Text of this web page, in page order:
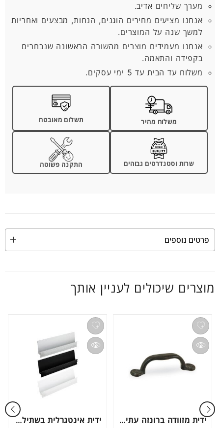
מערך שליחים אדיב.
אנחנו מציעים מחירים הוגנים, הנחות, מבצעים ואחריות
למשך שנה על המוצרים.
אנחנו מעמידים מוצרים מהשורה הראשונה שנבחרים
בקפידה והתאמה.
משלוח עד הבית עד 5 ימי עסקים.
משלוח מהיר תשלום מאובטח
שרות וסטנדרטים גבוהים התקנה פשוטה
פרטים נוספים
מוצרים שיכולים לעניין אותך
ידית מזוודה ברונזה עתיקה דגם 451 ידית אינטגרלית בשתילה דגם IN1855